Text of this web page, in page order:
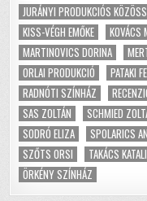
JURÁNYI PRODUKCIÓS
KISS-VÉGH EMŐKE
KOVÁCS
MARTINOVICS DORINA
ORLAI PRODUKCIÓ
PATAKI
RADNÓTI SZÍNHÁZ
SAS ZOLTÁN
SCHMIED
SODRÓ ELIZA
SPOLARICS
SZŐTS ORSI
TAKÁCS
ÖRKÉNY SZÍNHÁZ